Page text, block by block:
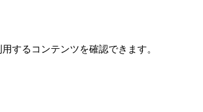
するコンテンツを確認できます。